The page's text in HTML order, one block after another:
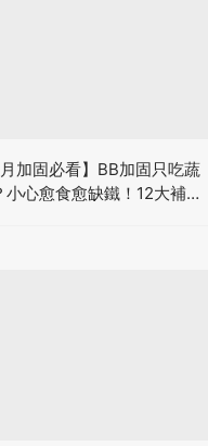
月加固必看】BB加固只吃蔬
小心愈食愈缺鐵！12大補鐵